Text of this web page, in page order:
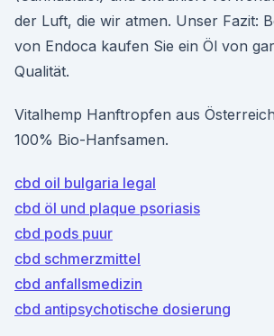
der Luft, die wir atmen. Unser Fazit:
von Endoca kaufen Sie ein Öl von
Qualität.
Vitalhemp Hanftropfen aus
100% Bio-Hanfsamen.
cbd oil bulgaria legal
cbd öl und plaque psoriasis
cbd pods puur
cbd schmerzmittel
cbd anfallsmedizin
cbd antipsychotische dosierung